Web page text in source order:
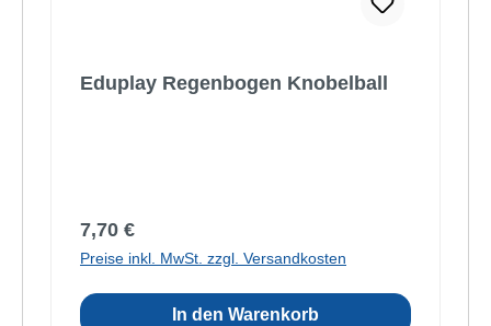
Eduplay Regenbogen Knobelball
Regulärer Preis:
7,70 €
Preise inkl. MwSt. zzgl. Versandkosten
In den Warenkorb